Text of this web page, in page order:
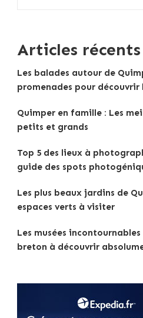
Articles récents
Les balades autour de
promenades pour
Quimper en famille : Les
petits et grands
Top 5 des lieux à
guide des spots
Les plus beaux jardins de
espaces verts à visiter
Les musées
breton à découvrir